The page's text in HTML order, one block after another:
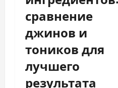
сравнение
джинов и
тоников для
лучшего
результата